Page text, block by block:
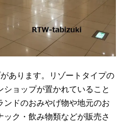
あります。リゾートタイプの
ショップが置かれていること
ンドのおみやげ物や地元のお
ク・飲み物類などが販売さ